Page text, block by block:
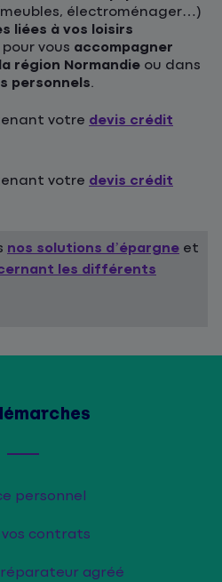
électroménager…)
liées à vos loisirs
vous accompagner
région Normandie ou dans
personnels.
votre devis crédit
votre devis crédit
nos solutions d’épargne et
les différents
personnel
contrats
réparateur agréé